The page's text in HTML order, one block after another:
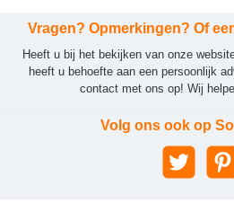
Vragen? Opmerkingen? Of
Heeft u bij het bekijken van onze
heeft u behoefte aan een persoonlijk
contact met ons op! Wij
Volg ons ook op